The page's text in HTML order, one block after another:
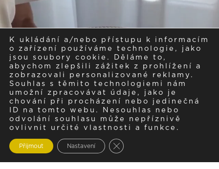
K ukládání a/nebo přístupu k informacím
o zařízení používáme technologie, jako
jsou soubory cookie. Děláme to,
abychom zlepšili zážitek z prohlížení a
zobrazovali personalizované reklamy.
Souhlas s těmito technologiemi nám
umožní zpracovávat údaje, jako je
chování při procházení nebo jedinečná
ID na tomto webu. Nesouhlas nebo
odvolání souhlasu může nepříznivě
ovlivnit určité vlastnosti a funkce.
Přijmout Nastavení Zavřít cookie lištu GDPR